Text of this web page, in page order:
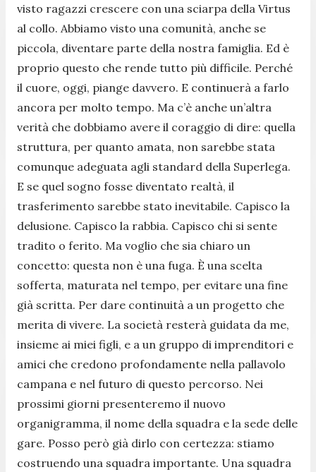
visto ragazzi crescere con una sciarpa della Virtus
al collo. Abbiamo visto una comunità, anche se
piccola, diventare parte della nostra famiglia. Ed è
proprio questo che rende tutto più difficile. Perché
il cuore, oggi, piange davvero. E continuerà a farlo
ancora per molto tempo. Ma c’è anche un’altra
verità che dobbiamo avere il coraggio di dire: quella
struttura, per quanto amata, non sarebbe stata
comunque adeguata agli standard della Superlega.
E se quel sogno fosse diventato realtà, il
trasferimento sarebbe stato inevitabile. Capisco la
delusione. Capisco la rabbia. Capisco chi si sente
tradito o ferito. Ma voglio che sia chiaro un
concetto: questa non è una fuga. È una scelta
sofferta, maturata nel tempo, per evitare una fine
già scritta. Per dare continuità a un progetto che
merita di vivere. La società resterà guidata da me,
insieme ai miei figli, e a un gruppo di imprenditori e
amici che credono profondamente nella pallavolo
campana e nel futuro di questo percorso. Nei
prossimi giorni presenteremo il nuovo
organigramma, il nome della squadra e la sede delle
gare. Posso però già dirlo con certezza: stiamo
costruendo una squadra importante. Una squadra